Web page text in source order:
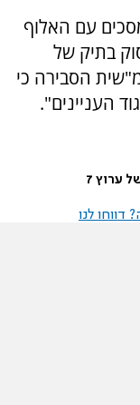
עם האלוף
בתיק של
הסבירה כי
העניינים".
ערוץ 7
דווחו לנו